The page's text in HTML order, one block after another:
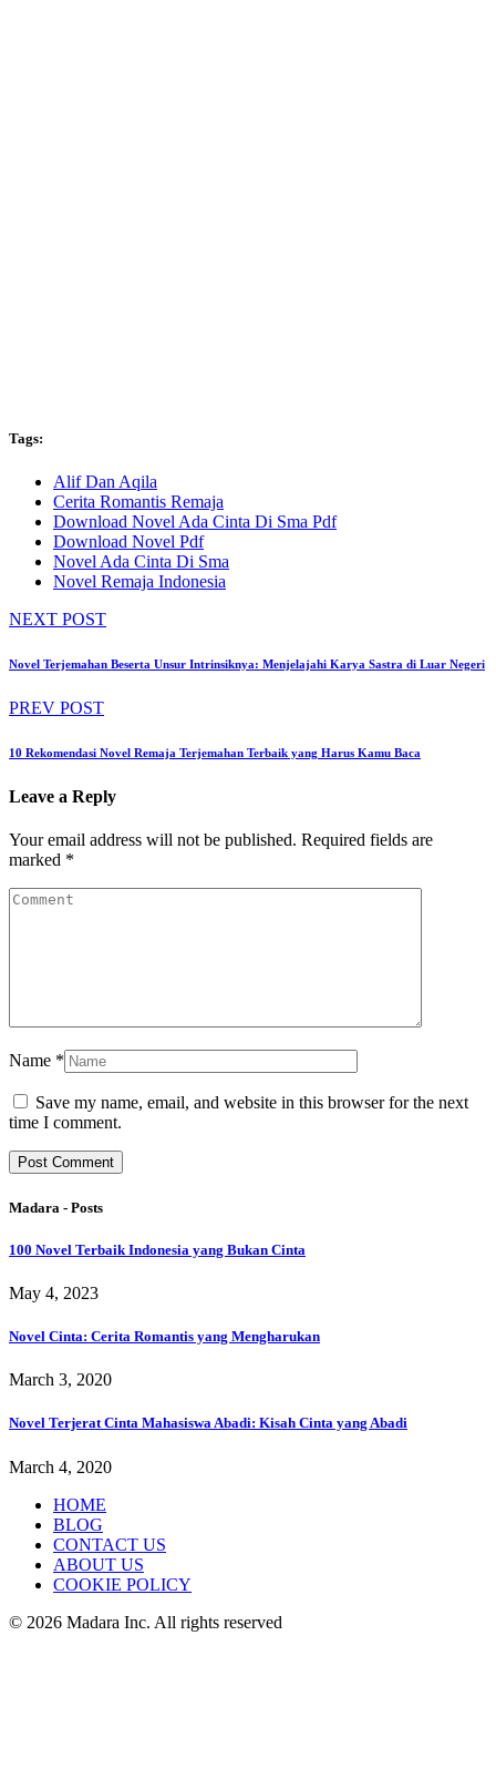
Tags:
Alif Dan Aqila
Cerita Romantis Remaja
Download Novel Ada Cinta Di Sma Pdf
Download Novel Pdf
Novel Ada Cinta Di Sma
Novel Remaja Indonesia
NEXT POST
Novel Terjemahan Beserta Unsur Intrinsiknya: Menjelajahi Karya Sastra di Luar Negeri
PREV POST
10 Rekomendasi Novel Remaja Terjemahan Terbaik yang Harus Kamu Baca
Leave a Reply
Your email address will not be published. Required fields are
marked *
Name *
Save my name, email, and website in this browser for the next
time I comment.
Madara - Posts
100 Novel Terbaik Indonesia yang Bukan Cinta
May 4, 2023
Novel Cinta: Cerita Romantis yang Mengharukan
March 3, 2020
Novel Terjerat Cinta Mahasiswa Abadi: Kisah Cinta yang Abadi
March 4, 2020
HOME
BLOG
CONTACT US
ABOUT US
COOKIE POLICY
© 2026 Madara Inc. All rights reserved